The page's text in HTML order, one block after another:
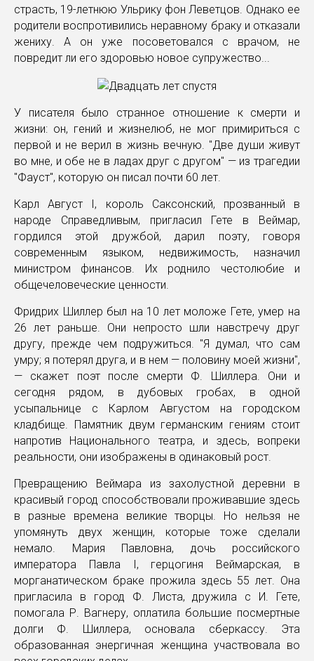
страсть, 19-летнюю Ульрику фон Леветцов. Однако ее
родители воспротивились неравному браку и отказали
жениху. А он уже посоветовался с врачом, не
повредит ли его здоровью новое супружество...
У писателя было странное отношение к смерти и
жизни: он, гений и жизнелюб, не мог примириться с
первой и не верил в жизнь вечную. "Две души живут
во мне, и обе не в ладах друг с другом" — из трагедии
"Фауст", которую он писал почти 60 лет.
Карл Август I, король Саксонский, прозванный в
народе Справедливым, пригласил Гете в Веймар,
гордился этой дружбой, дарил поэту, говоря
современным языком, недвижимость, назначил
министром финансов. Их роднило честолюбие и
общечеловеческие ценности.
Фридрих Шиллер был на 10 лет моложе Гете, умер на
26 лет раньше. Они непросто шли навстречу друг
другу, прежде чем подружиться. "Я думал, что сам
умру; я потерял друга, и в нем — половину моей жизни",
— скажет поэт после смерти Ф. Шиллера. Они и
сегодня рядом, в дубовых гробах, в одной
усыпальнице с Карлом Августом на городском
кладбище. Памятник двум германским гениям стоит
напротив Национального театра, и здесь, вопреки
реальности, они изображены в одинаковый рост.
Превращению Веймара из захолустной деревни в
красивый город способствовали проживавшие здесь
в разные времена великие творцы. Но нельзя не
упомянуть двух женщин, которые тоже сделали
немало. Мария Павловна, дочь российского
императора Павла I, герцогиня Веймарская, в
морганатическом браке прожила здесь 55 лет. Она
пригласила в город Ф. Листа, дружила с И. Гете,
помогала Р. Вагнеру, оплатила большие посмертные
долги Ф. Шиллера, основала сберкассу. Эта
образованная энергичная женщина участвовала во